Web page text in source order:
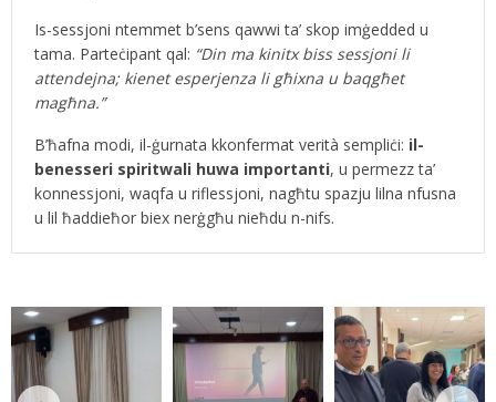
Is-sessjoni ntemmet b’sens qawwi ta’ skop imġedded u
tama. Parteċipant qal: “Din ma kinitx biss sessjoni li
attendejna; kienet esperjenza li għixna u baqgħet
magħna.”
B’ħafna modi, il-ġurnata kkonfermat verità sempliċi: il-
benesseri spiritwali huwa importanti, u permezz ta’
konnessjoni, waqfa u riflessjoni, nagħtu spazju lilna nfusna
u lil ħaddieħor biex nerġgħu nieħdu n-nifs.